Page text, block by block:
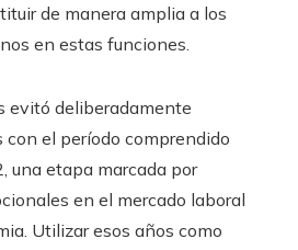
de manera amplia a los
en estas funciones.
evitó deliberadamente
con el período comprendido
una etapa marcada por
en el mercado laboral
Utilizar esos años como